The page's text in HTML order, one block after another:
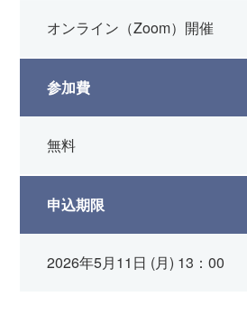
オンライン（Zoom）開催
参加費
無料
申込期限
2026年5月11日 (月) 13：00